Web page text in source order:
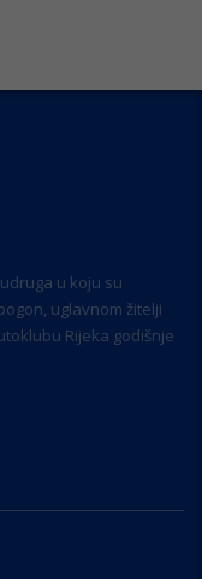
u koju su
uglavnom žitelji
Rijeka godišnje